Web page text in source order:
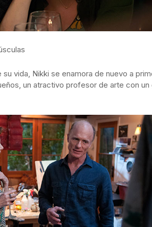
vida, Nikki se enamora de nuevo a
un atractivo profesor de arte con un